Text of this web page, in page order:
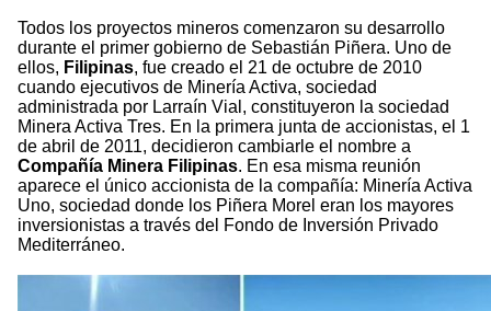
Todos los proyectos mineros comenzaron su desarrollo
durante el primer gobierno de Sebastián Piñera. Uno de
ellos, Filipinas, fue creado el 21 de octubre de 2010
cuando ejecutivos de Minería Activa, sociedad
administrada por Larraín Vial, constituyeron la sociedad
Minera Activa Tres. En la primera junta de accionistas, el 1
de abril de 2011, decidieron cambiarle el nombre a
Compañía Minera Filipinas. En esa misma reunión
aparece el único accionista de la compañía: Minería Activa
Uno, sociedad donde los Piñera Morel eran los mayores
inversionistas a través del Fondo de Inversión Privado
Mediterráneo.